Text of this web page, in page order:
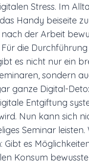
Stress. Im
Handy beiseite
der Arbeit
die
es nicht nur ein
sondern
ganze Digital-
Entgiftung
Nun kann sich
Seminar leisten.
Gibt es
Konsum